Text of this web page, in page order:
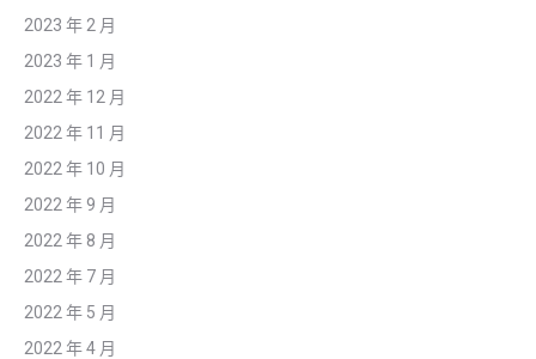
2023 年 2 月
2023 年 1 月
2022 年 12 月
2022 年 11 月
2022 年 10 月
2022 年 9 月
2022 年 8 月
2022 年 7 月
2022 年 5 月
2022 年 4 月